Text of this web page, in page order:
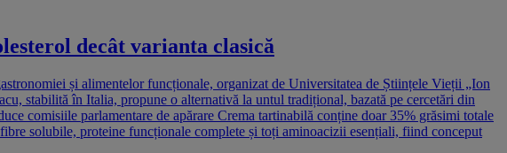
decât varianta clasică
și alimentelor funcționale, organizat de Universitatea de Științele Vieții „Ion
stabilită în Italia, propune o alternativă la untul tradițional, bazată pe cercetări din
comisiile parlamentare de apărare Crema tartinabilă conține doar 35% grăsimi totale
solubile, proteine funcționale complete și toți aminoacizii esențiali, fiind conceput